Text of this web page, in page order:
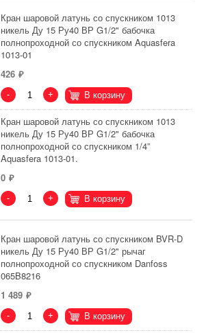
Кран шаровой латунь со спускником 1013
никель Ду 15 Ру40 ВР G1/2" бабочка
полнопроходной со спускником Aquasfera
1013-01
426
- + В корзину
Кран шаровой латунь со спускником 1013
никель Ду 15 Ру40 ВР G1/2" бабочка
полнопроходной со спускником 1/4”
Aquasfera 1013-01.
0
- + В корзину
Кран шаровой латунь со спускником BVR-D
никель Ду 15 Ру40 ВР G1/2" рычаг
полнопроходной со спускником Danfoss
065B8216
1 489
- + В корзину